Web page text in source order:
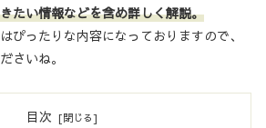
たい情報などを含め詳しく解説。
ぴったりな内容になっておりますので、
さいね。
目次